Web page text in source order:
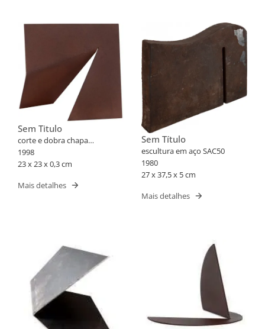
Sem Titulo
corte e dobra chapa
quadrada
1998
23 x 23 x 0,3 cm
Mais detalhes
Sem Título
escultura em aço SAC50
1980
27 x 37,5 x 5 cm
Mais detalhes